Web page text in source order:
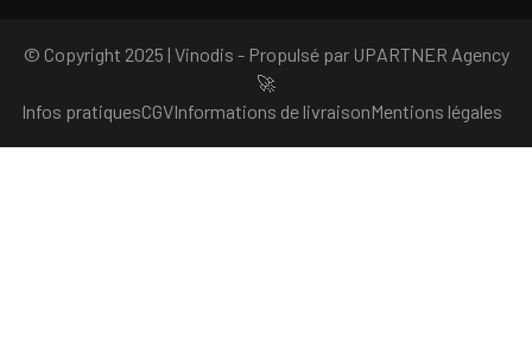
© Copyright 2025 | Vinodis - Propulsé par UPARTNER Agency
🚀
Infos pratiquesCGVInformations de livraisonMentions légales